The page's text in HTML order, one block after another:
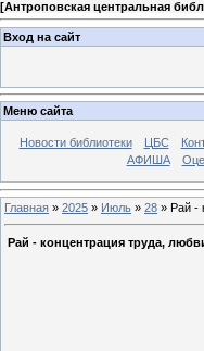
[Антроповская центральная
Вход на сайт
Меню сайта
Новости библиотеки ЦБС
АФИША
Главная » 2025 » Июль » 28 » Рай -
Рай - концентрация труда,